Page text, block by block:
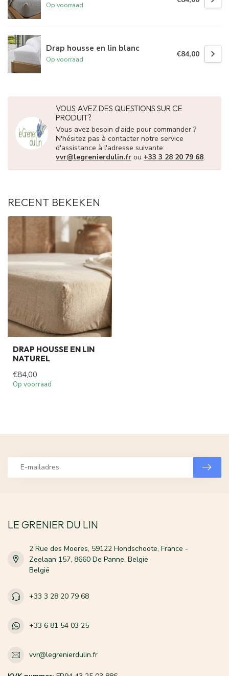
Op voorraad
Drap housse en lin blanc
Op voorraad
€84,00
VOUS AVEZ DES QUESTIONS SUR CE
PRODUIT?
Vous avez besoin d'aide pour commander ?
N'hésitez pas à contacter notre service
d'assistance à l'adresse suivante:
vvr@legrenierdulin.fr ou +33 3 28 20 79 68.
RECENT BEKEKEN
DRAP HOUSSE EN LIN
NATUREL
€84,00
Op voorraad
LE GRENIER DU LIN
2 Rue des Moeres, 59122 Hondschoote, France -
Zeelaan 157, 8660 De Panne, België
België
+33 3 28 20 79 68
+33 6 81 54 03 25
vvr@legrenierdulin.fr